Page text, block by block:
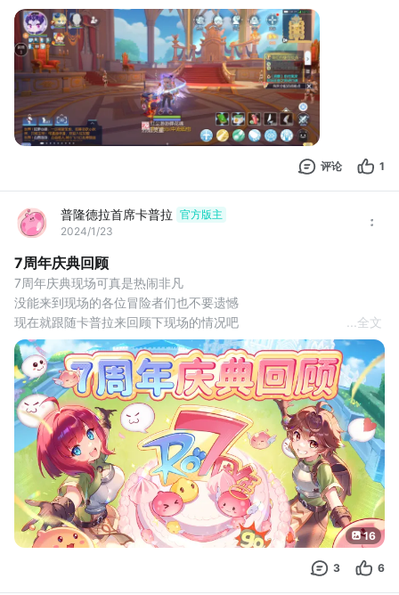
王冠，乐章与七皇室，绯红的继位仪式·第三天，王座之间的爱葛妮
斯不见了，全皇宫找不到她。
尝试过重启，清理缓存，普城任务修复，还是失败
请尽快修复
评论 1
普隆德拉首席卡普拉 官方版主
2024/1/23
7周年庆典回顾
7周年庆典现场可真是热闹非凡
没能来到现场的各位冒险者们也不要遗憾
现在就跟随卡普拉来回顾下现场的情况吧
大家对下个周年庆有什么展望呢
欢迎在评论区分享出来
点击链接，前往官网
了解新版本内容：
全文
16
3 6